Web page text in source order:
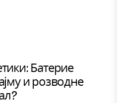
Батерие
и розводне